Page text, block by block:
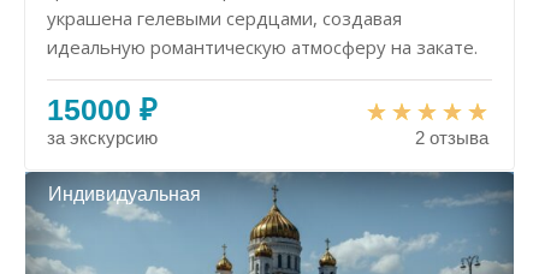
украшена гелевыми сердцами, создавая
идеальную романтическую атмосферу на закате.
15000 ₽
за экскурсию 2 отзыва
Индивидуальная